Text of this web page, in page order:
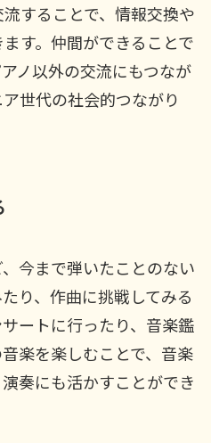
することで、情報交換や
す。仲間ができることで
ノ以外の交流にもつなが
世代の社会的つながり
今まで弾いたことのない
り、作曲に挑戦してみる
ートに行ったり、音楽鑑
楽を楽しむことで、音楽
奏にも活かすことができ